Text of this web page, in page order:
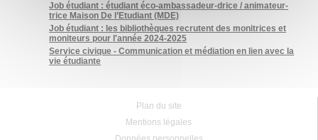
Job étudiant : étudiant éco-ambassadeur-drice / animateur-
trice Maison De l’Etudiant (MDE)
Job étudiant : les bibliothèques recrutent des monitrices et
moniteurs pour l'année 2024-2025
Service civique - Communication et médiation en lien avec la
vie étudiante
Plan du site
Mentions légales